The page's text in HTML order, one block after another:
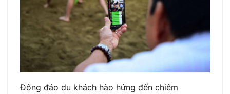
Đông đảo du khách hào hứng đến chiêm